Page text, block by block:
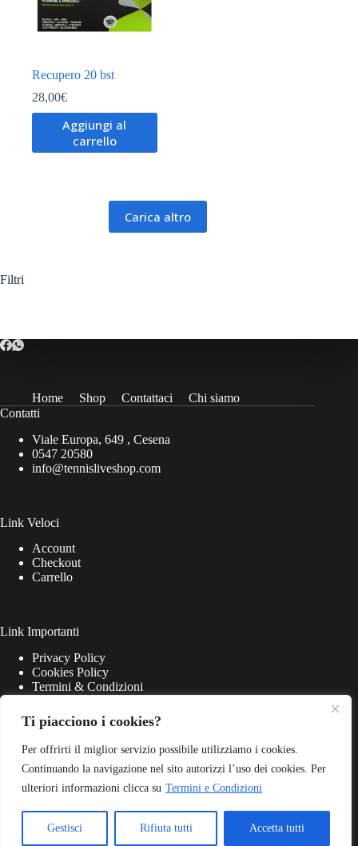
Ti piacciono i cookies?
Per offrirti il miglior servizio possibile utilizziamo i cookies.
Continuando la navigazione nel sito autorizzi l’uso dei cookies. Per
ulteriori informazioni clicca su Termini e Condizioni
Gestisci Rifiuta tutti Accetta tutti
Recupero 20 bst
28,00€
Aggiungi al
carrello
Carica altro
Filtri
Home Shop Contattaci
Chi siamo
Contatti
Viale Europa, 649 , Cesena
0547 20580
info@tennisliveshop.com
Link Veloci
Account
Checkout
Carrello
Link Importanti
Privacy Policy
Cookies Policy
Termini & Condizioni